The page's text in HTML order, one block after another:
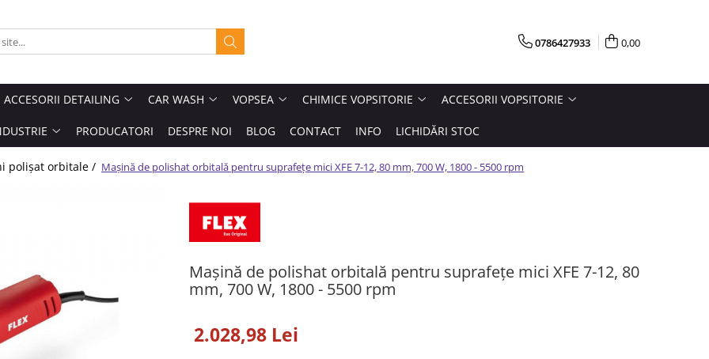
0786427933 0,00
ACCESORII DETAILING CAR WASH VOPSEA CHIMICE VOPSITORIE ACCESORII VOPSITORIE
PRODUCATORI DESPRE NOI BLOG CONTACT INFO LICHIDĂRI STOC
polișat orbitale / Mașină de polishat orbitală pentru suprafețe mici XFE 7-12, 80 mm, 700 W, 1800 - 5500 rpm
Mașină de polishat orbitală pentru suprafețe mici XFE 7-12, 80
mm, 700 W, 1800 - 5500 rpm
2.028,98 Lei